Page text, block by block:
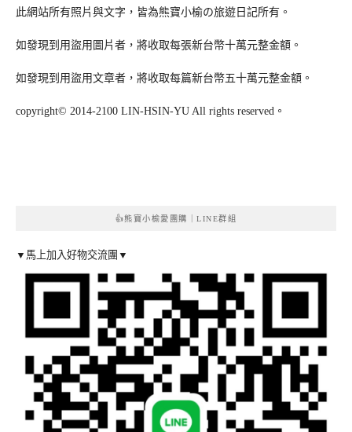
此網站所有照片與文字，皆為熊寶小榆の旅遊日記所有。
如發現到用盜用圖片者，將收取每張新台幣十萬元整金額。
如發現到用盜用文章者，將收取每篇新台幣五十萬元整金額。
copyright© 2014-2100 LIN-HSIN-YU All rights reserved。
👍熊寶小榆愛團購｜LINE群組
▼馬上加入好物交流團▼